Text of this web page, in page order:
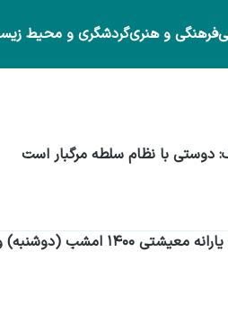
فرهنگی و هنریگردشگری و محیط
دوستی با نظام سلطه مرگبار است
۱۴۰۰ امشب (دوشنبه) واریز می‌شود